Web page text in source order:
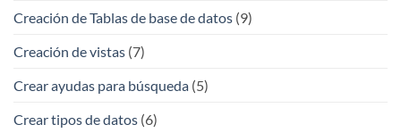
Creación de Tablas de base de datos (9)
Creación de vistas (7)
Crear ayudas para búsqueda (5)
Crear tipos de datos (6)